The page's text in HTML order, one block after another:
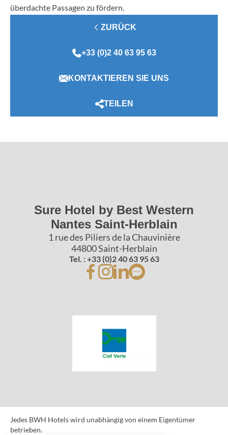
überdachte Passagen zu fördern.
ZURÜCK
+33 (0)2 40 63 95 63
KONTAKTIEREN SIE UNS
TEILEN
Sure Hotel by Best Western
Nantes Saint-Herblain
1 rue des Piliers de la Chauvinière
44800 Saint-Herblain
Tel. : +33 (0)2 40 63 95 63
Jedes BWH Hotels wird unabhängig von einem Eigentümer
betrieben.